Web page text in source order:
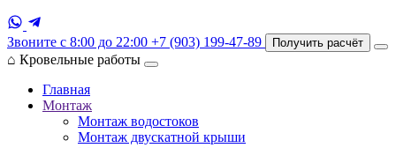
Звоните с 8:00 до 22:00 +7 (903) 199-47-89 Получить расчёт
⌂ Кровельные работы
Главная
Монтаж
Монтаж водостоков
Монтаж двускатной крыши